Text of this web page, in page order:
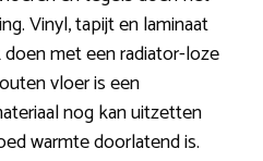
Vinyl, tapijt en laminaat
met een radiator-loze
vloer is een
nog kan uitzetten
warmte doorlatend is.